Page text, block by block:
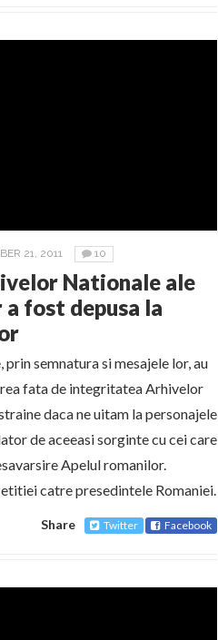
21, 2011 10
Nationale ale
fost depusa la
semnatura si mesajele lor, au
fata de integritatea Arhivelor
daca ne uitam la personajele
de aceeasi sorginte cu cei care
Apelul romanilor.
catre presedintele Romaniei.
Share Twitter Facebook